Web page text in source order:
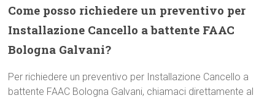
Come posso richiedere un preventivo per
Installazione Cancello a battente FAAC
Bologna Galvani?
Per richiedere un preventivo per Installazione Cancello a
battente FAAC Bologna Galvani, chiamaci direttamente al